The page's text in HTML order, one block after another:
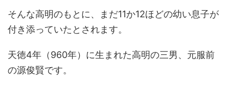
そんな高明のもとに、まだ11か12ほどの幼い息子が
付き添っていたとされます。
天徳4年（960年）に生まれた高明の三男、元服前
の源俊賢です。